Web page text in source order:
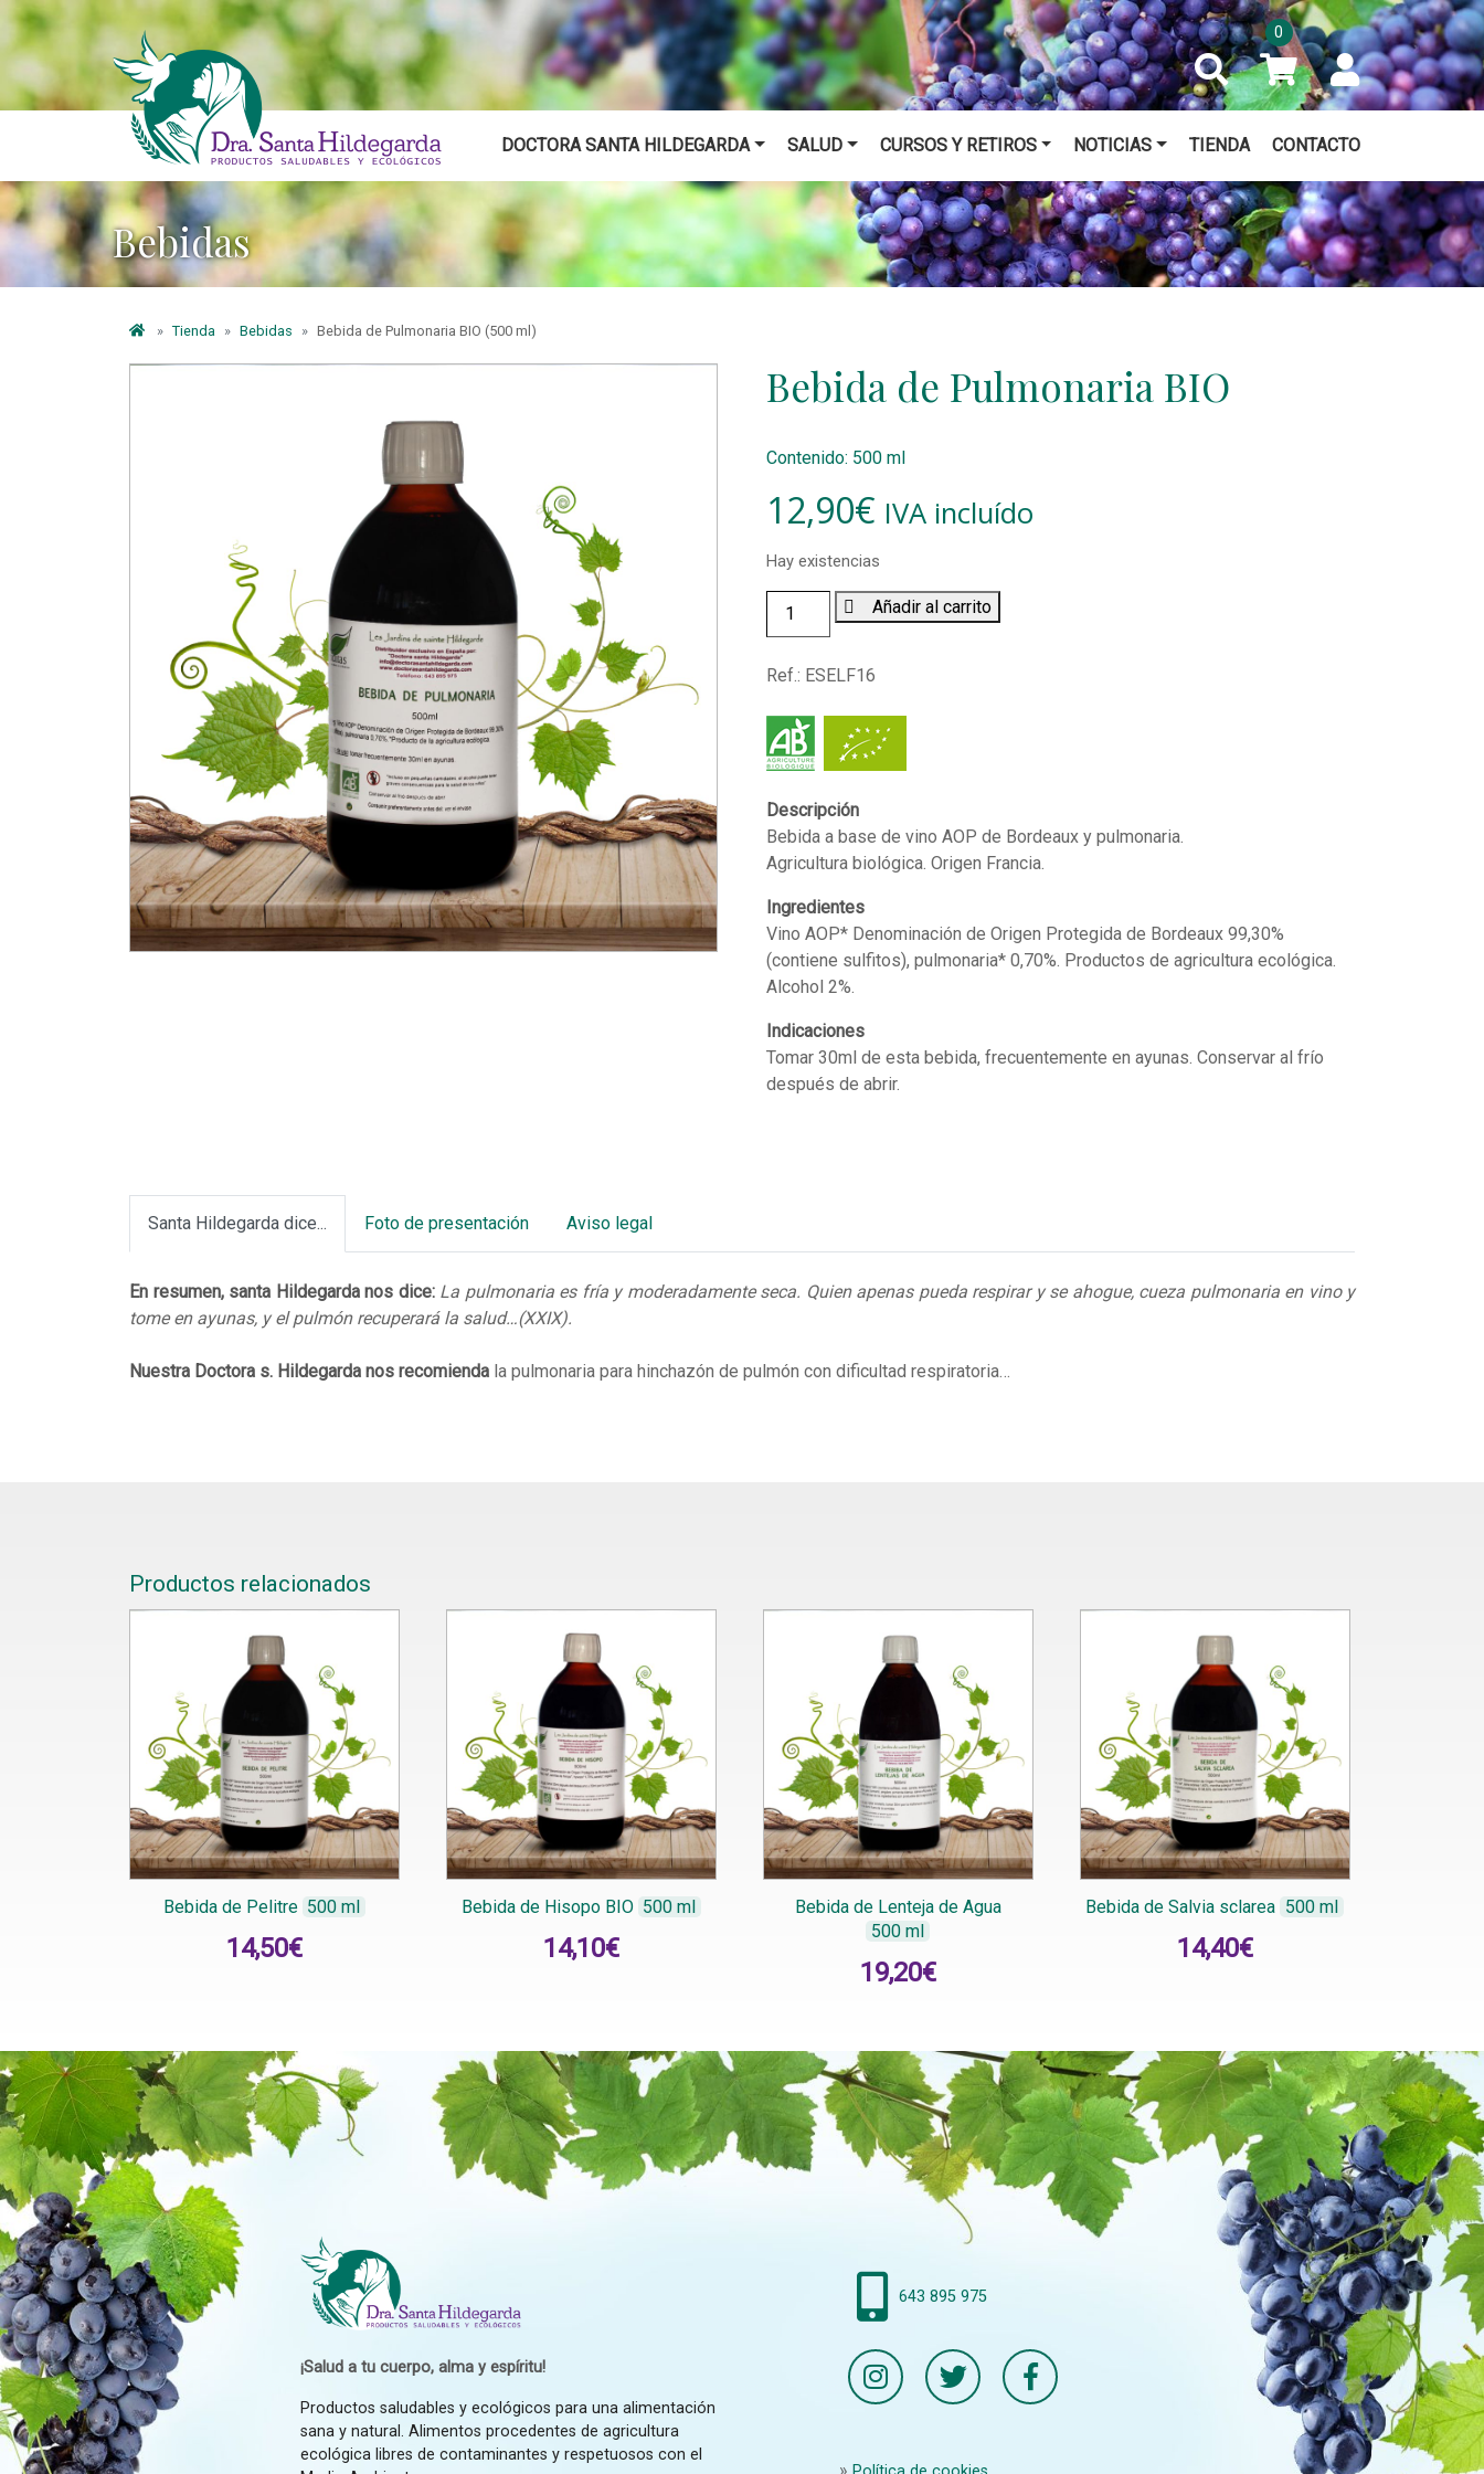
DOCTORA SANTA HILDEGARDA SALUD CURSOS Y RETIROS NOTICIAS TIENDA CONTACTO
0
Bebidas
Tienda Bebidas Bebida de Pulmonaria BIO (500 ml)
Bebida de Pulmonaria BIO
Contenido: 500 ml
12,90€ IVA incluído
Hay existencias
Bebida
BIO
ml)
cantidad
Añadir al carrito
Ref.: ESELF16
Descripción
Bebida a base de vino AOP de Bordeaux y pulmonaria.
Agricultura biológica. Origen Francia.
Ingredientes
Vino AOP* Denominación de Origen Protegida de Bordeaux 99,30%
(contiene sulfitos), pulmonaria* 0,70%. Productos de agricultura ecológica.
Alcohol 2%.
Indicaciones
Tomar 30ml de esta bebida, frecuentemente en ayunas. Conservar al frío
después de abrir.
Santa Hildegarda dice... Foto de presentación Aviso legal
En resumen, santa Hildegarda nos dice: La pulmonaria es fría y moderadamente seca. Quien apenas pueda respirar y se ahogue, cueza pulmonaria en vino y
tome en ayunas, y el pulmón recuperará la salud…(XXIX).
Nuestra Doctora s. Hildegarda nos recomienda la pulmonaria para hinchazón de pulmón con dificultad respiratoria…
Productos relacionados
Bebida de Pelitre 500 ml
14,50€
Bebida de Hisopo BIO 500 ml
14,10€
Bebida de Lenteja de Agua
500 ml
19,20€
Bebida de Salvia sclarea 500 ml
14,40€
¡Salud a tu cuerpo, alma y espíritu!
Productos saludables y ecológicos para una alimentación
sana y natural. Alimentos procedentes de agricultura
ecológica libres de contaminantes y respetuosos con el
643 895 975